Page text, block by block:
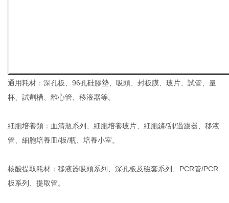
通用耗材：深孔板、96孔硅膠墊、吸頭、封板膜、玻片、試管、量
杯、試劑槽、離心管、移液器等。
細胞培養類：血清瓶系列、細胞培養玻片、細胞鏟/刮/過濾器、移液
管、細胞培養皿/板/瓶、培養小室。
核酸提取耗材：移液器吸頭系列、深孔板及磁套系列、PCR管/PCR
板系列、提取管。